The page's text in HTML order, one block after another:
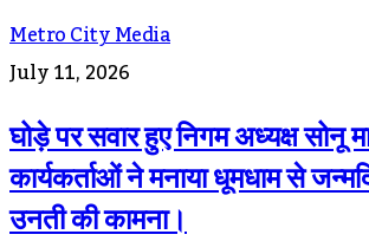
Metro City Media
July 11, 2026
घोड़े पर सवार हुए निगम अध्यक्ष सोनू
कार्यकर्ताओं ने मनाया धूमधाम से
उनती की कामना।